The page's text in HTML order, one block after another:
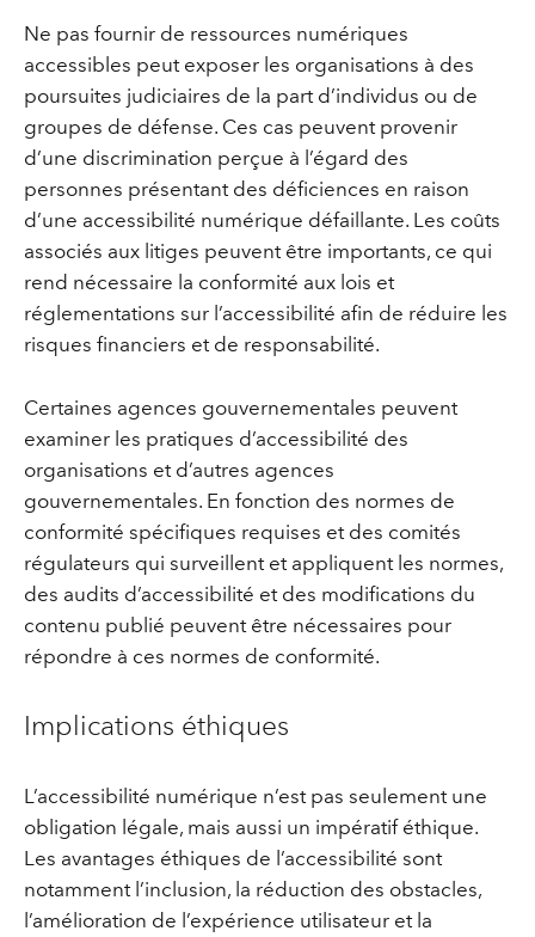
Ne pas fournir de ressources numériques
accessibles peut exposer les organisations à des
poursuites judiciaires de la part d’individus ou de
groupes de défense. Ces cas peuvent provenir
d’une discrimination perçue à l’égard des
personnes présentant des déficiences en raison
d’une accessibilité numérique défaillante. Les coûts
associés aux litiges peuvent être importants, ce qui
rend nécessaire la conformité aux lois et
réglementations sur l’accessibilité afin de réduire les
risques financiers et de responsabilité.
Certaines agences gouvernementales peuvent
examiner les pratiques d’accessibilité des
organisations et d’autres agences
gouvernementales. En fonction des normes de
conformité spécifiques requises et des comités
régulateurs qui surveillent et appliquent les normes,
des audits d’accessibilité et des modifications du
contenu publié peuvent être nécessaires pour
répondre à ces normes de conformité.
Implications éthiques
L’accessibilité numérique n’est pas seulement une
obligation légale, mais aussi un impératif éthique.
Les avantages éthiques de l’accessibilité sont
notamment l’inclusion, la réduction des obstacles,
l’amélioration de l’expérience utilisateur et la